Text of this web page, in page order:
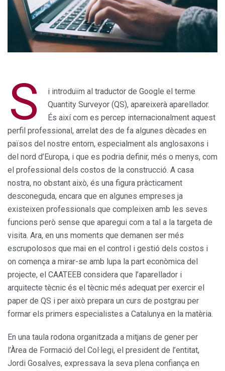
S
i introduïm al traductor de Google el terme
Quantity Surveyor (QS), apareixerà aparellador.
És així com es percep internacionalment aquest
perfil professional, arrelat des de fa algunes dècades en
països del nostre entorn, especialment als anglosaxons i
del nord d’Europa, i que es podria definir, més o menys, com
el professional dels costos de la construcció. A casa
nostra, no obstant això, és una figura pràcticament
desconeguda, encara que en algunes empreses ja
existeixen professionals que compleixen amb les seves
funcions però sense que aparegui com a tal a la targeta de
visita. Ara, en uns moments que demanen ser més
escrupolosos que mai en el control i gestió dels costos i
on comença a mirar-se amb lupa la part econòmica del
projecte, el CAATEEB considera que l’aparellador i
arquitecte tècnic és el tècnic més adequat per exercir el
paper de QS i per això prepara un curs de postgrau per
formar els primers especialistes a Catalunya en la matèria.
En una taula rodona organitzada a mitjans de gener per
l’Àrea de Formació del Col·legi, el president de l’entitat,
Jordi Gosalves, expressava la seva plena confiança en